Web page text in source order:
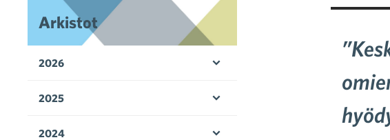
Arkistot
2026
2025
2024